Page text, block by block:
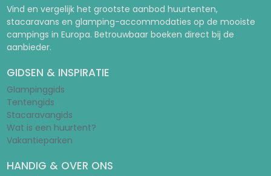
Vind en vergelijk het grootste aanbod huurtenten,
stacaravans en glamping-accommodaties op de mooiste
campings in Europa. Betrouwbaar boeken direct bij de
aanbieder.
GIDSEN & INSPIRATIE
Glampinggids
Tentengids
Stacaravangids
Wat is een huurtent?
Vakantieparken
HANDIG & OVER ONS